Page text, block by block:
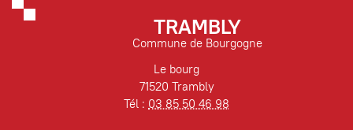
TRAMBLY
Commune de Bourgogne
Le bourg
71520 Trambly
Tél : 03 85 50 46 98